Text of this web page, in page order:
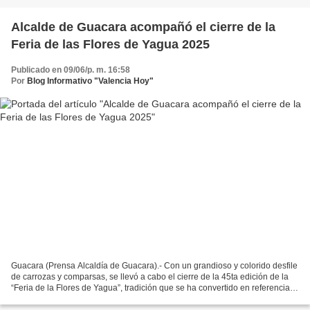
Alcalde de Guacara acompañó el cierre de la
Feria de las Flores de Yagua 2025
Publicado en 09/06/p. m. 16:58
Por Blog Informativo "Valencia Hoy"
Guacara (Prensa Alcaldía de Guacara).- Con un grandioso y colorido desfile
de carrozas y comparsas, se llevó a cabo el cierre de la 45ta edición de la
“Feria de la Flores de Yagua”, tradición que se ha convertido en referencia a